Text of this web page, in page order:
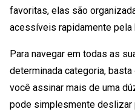
favoritas, elas são
acessíveis rapidamente pela
Para navegar em todas as
determinada categoria,
você assinar mais de uma
pode simplesmente deslizar